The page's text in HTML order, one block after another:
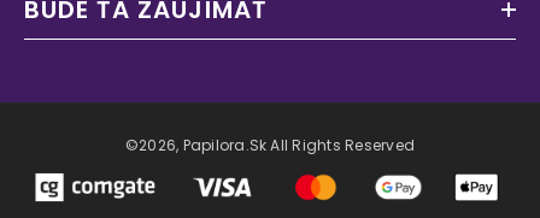
BUDE ŤA ZAUJÍMAŤ
©2026, Papilora.sk All Rights Reserved